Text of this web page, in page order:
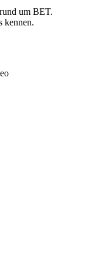
um BET.
kennen.